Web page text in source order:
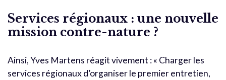
Services régionaux : une nouvelle
mission contre-nature ?
Ainsi, Yves Martens réagit vivement : « Charger les
services régionaux d’organiser le premier entretien,